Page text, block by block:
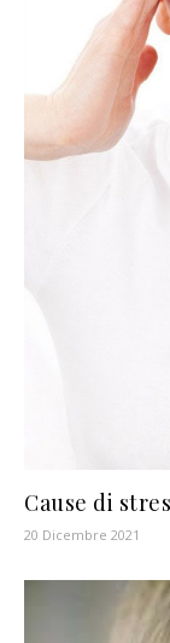
Cause di
20 Dicembre 2021